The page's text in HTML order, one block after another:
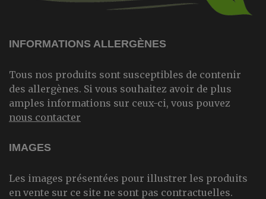
INFORMATIONS ALLERGÈNES
Tous nos produits sont susceptibles de contenir
des allergènes. Si vous souhaitez avoir de plus
amples informations sur ceux-ci, vous pouvez
nous contacter
IMAGES
Les images présentées pour illustrer les produits
en vente sur ce site ne sont pas contractuelles.